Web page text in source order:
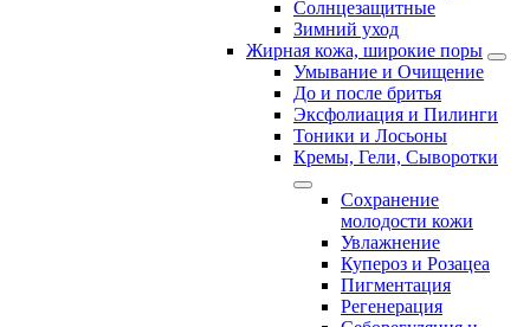
Солнцезащитные
Зимний уход
Жирная кожа, широкие поры
Умывание и Очищение
До и после бритья
Эксфолиация и Пилинги
Тоники и Лосьоны
Кремы, Гели, Сыворотки
Сохранение
молодости кожи
Увлажнение
Купероз и Розацеа
Пигментация
Регенерация